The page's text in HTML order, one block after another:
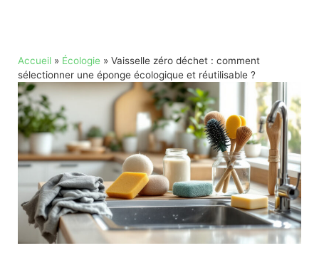
Accueil » Écologie » Vaisselle zéro déchet : comment
sélectionner une éponge écologique et réutilisable ?